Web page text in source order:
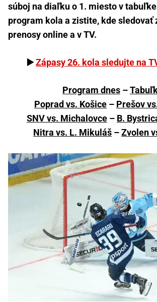
súboj na diaľku o 1. miesto v
program kola a zistite, kde sledovať
prenosy online a v TV.
▶️Zápasy 26. kola sledujte na
Program dnes –
Poprad vs. Košice – Prešov
SNV vs. Michalovce – B.
Nitra vs. L. Mikuláš –Zvolen